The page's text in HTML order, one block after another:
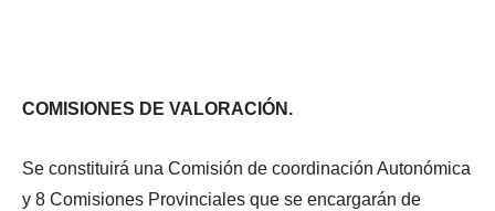
COMISIONES DE VALORACIÓN.
Se constituirá una Comisión de coordinación Autonómica
y 8 Comisiones Provinciales que se encargarán de